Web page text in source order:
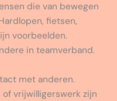
die van bewegen
fietsen,
voorbeelden.
in teamverband.
met anderen.
of vrijwilligerswerk zijn